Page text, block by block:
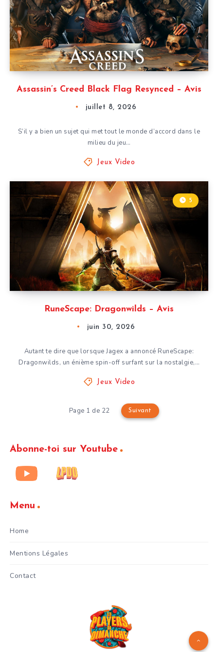
Assassin’s Creed Black Flag Resynced – Avis
juillet 8, 2026
S’il y a bien un sujet qui met tout le monde d’accord dans le
milieu du jeu…
Jeux Video
RuneScape: Dragonwilds – Avis
5
juin 30, 2026
Autant te dire que lorsque Jagex a annoncé RuneScape:
Dragonwilds, un énième spin-off surfant sur la nostalgie,…
Jeux Video
Page 1 de 22 Suivant
Abonne-toi sur Youtube
Menu
Home
Mentions Légales
Contact